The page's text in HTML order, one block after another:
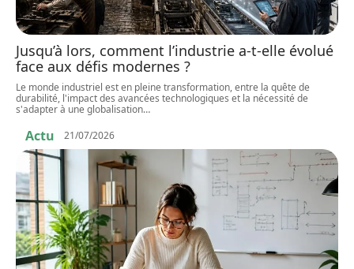
Jusqu’à lors, comment l’industrie a-t-elle évolué
face aux défis modernes ?
Le monde industriel est en pleine transformation, entre la quête de
durabilité, l'impact des avancées technologiques et la nécessité de
s'adapter à une globalisation…
Actu 21/07/2026